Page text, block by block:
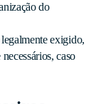
do
exigido,
caso